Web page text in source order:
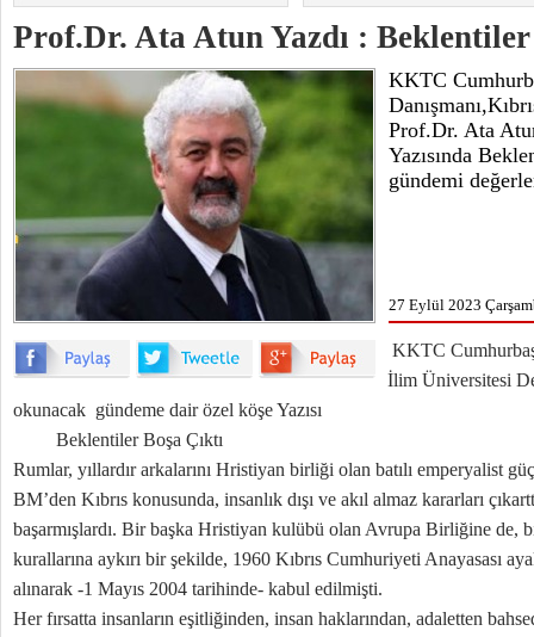
Prof.Dr. Ata Atun Yazdı : Beklentiler
KKTC
Prof.Dr. Ata
Yazısında
gündemi
27 Eylül 2023
KKTC
İlim Üniversitesi
okunacak gündeme dair özel köşe Yazısı
Beklentiler Boşa Çıktı
Rumlar, yıllardır arkalarını Hristiyan birliği olan batılı emperyalist
BM’den Kıbrıs konusunda, insanlık dışı ve akıl almaz kararları
başarmışlardı. Bir başka Hristiyan kulübü olan Avrupa Birliğine de,
kurallarına aykırı bir şekilde, 1960 Kıbrıs Cumhuriyeti Anayasası
alınarak -1 Mayıs 2004 tarihinde- kabul edilmişti.
Her fırsatta insanların eşitliğinden, insan haklarından, adaletten